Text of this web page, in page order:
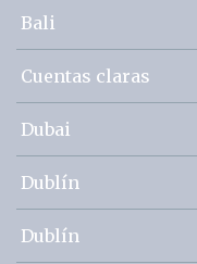
Bali
Cuentas claras
Dubai
Dublín
Dublín